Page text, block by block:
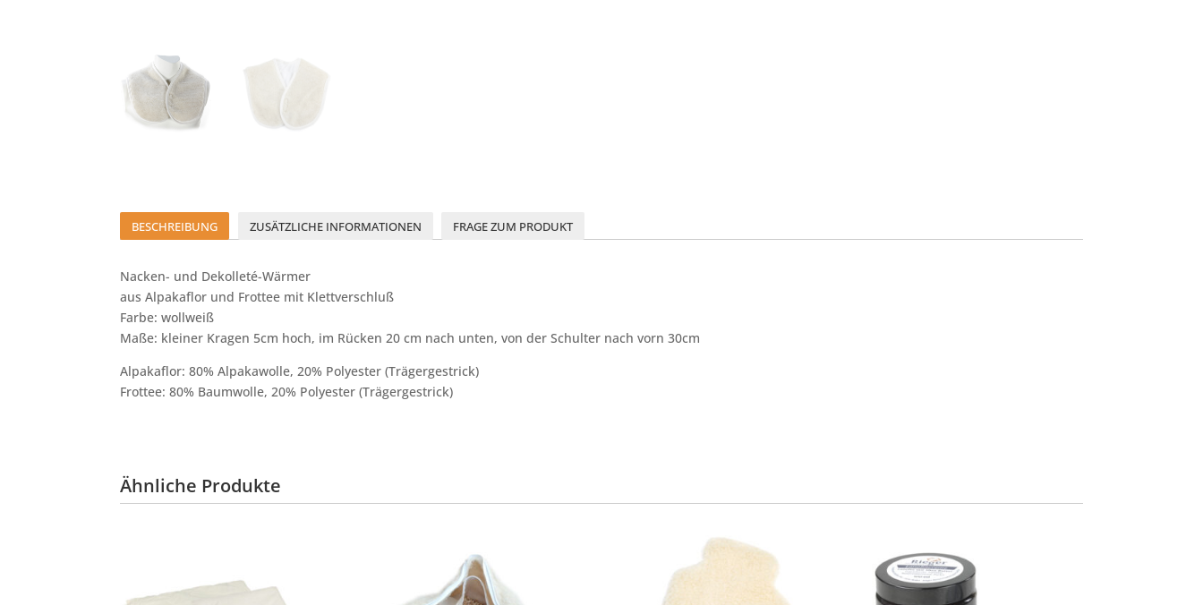
BESCHREIBUNG ZUSÄTZLICHE INFORMATIONEN FRAGE ZUM PRODUKT
Nacken- und Dekolleté-Wärmer
aus Alpakaflor und Frottee mit Klettverschluß
Farbe: wollweiß
Maße: kleiner Kragen 5cm hoch, im Rücken 20 cm nach unten, von der Schulter nach vorn 30cm
Alpakaflor: 80% Alpakawolle, 20% Polyester (Trägergestrick)
Frottee: 80% Baumwolle, 20% Polyester (Trägergestrick)
Ähnliche Produkte